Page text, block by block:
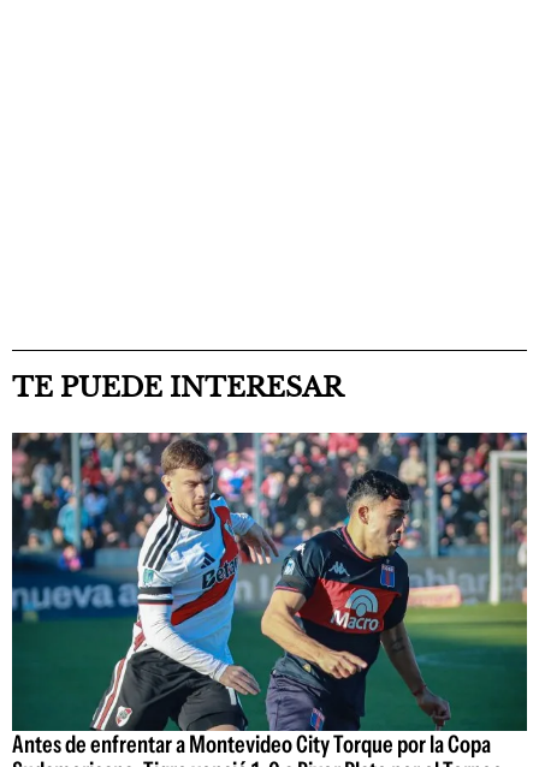
TE PUEDE INTERESAR
Antes de enfrentar a Montevideo City Torque por la Copa